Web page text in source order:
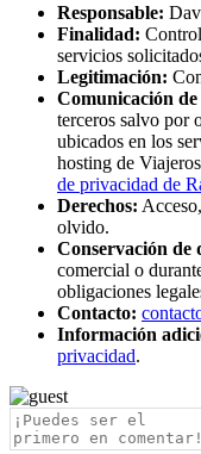
Responsable:
Finalidad:
servicios
Legitimación:
Comunicación de
terceros salvo por
ubicados en los
hosting de
de privacidad de
Derechos:
olvido.
Conservación de
comercial o
obligaciones
Contacto:
Información
privacidad.